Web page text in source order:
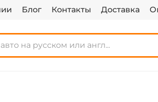
Блог Контакты Доставка